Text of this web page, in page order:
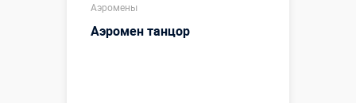
Аэромены
Аэромен танцор